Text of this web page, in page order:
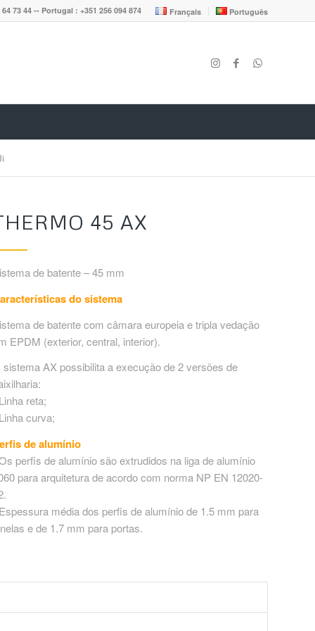
Français Português
73 44 -- Portugal : +351 256 094 874
45 AX
de batente – 45 mm
do sistema
de batente com câmara europeia e tripla vedação
EPDM (exterior, central, interior).
sistema AX possibilita a execução de 2 versões de
reta;
curva;
de alumínio
perfis de alumínio são extrudidos na liga de alumínio
para arquitetura de acordo com norma NP EN 12020-
média dos perfis de alumínio de 1.5 mm para
e de 1.7 mm para portas.